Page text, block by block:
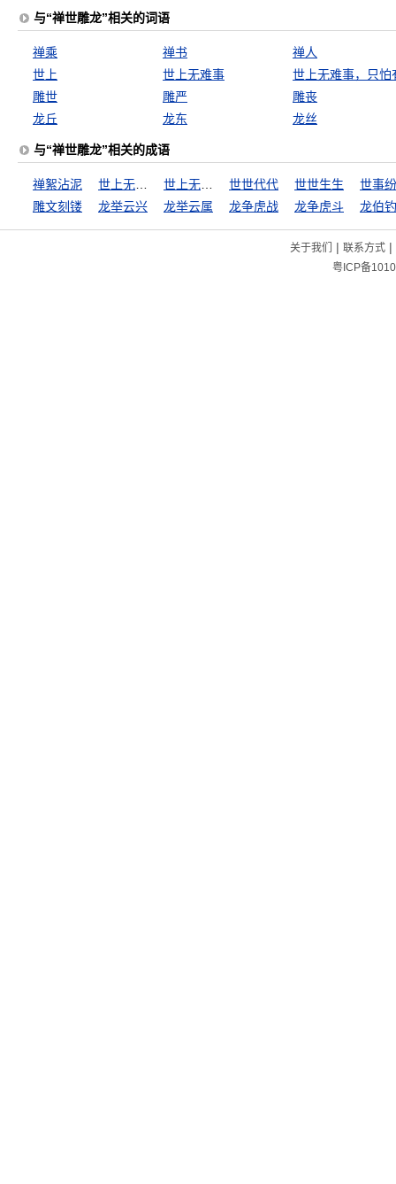
与“禅世雕龙”相关的词语
禅乘 禅书
禅人
世上
世上无难事
雕世
雕严
雕丧
龙丘
龙东 龙丝
与“禅世雕龙”相关的成语
禅絮沾泥 世世代代 世世生生
世事
雕文刻镂
龙举云兴 龙举云属 龙争虎战 龙争虎斗 龙伯
关于我们 | 联系方式|
粤ICP备